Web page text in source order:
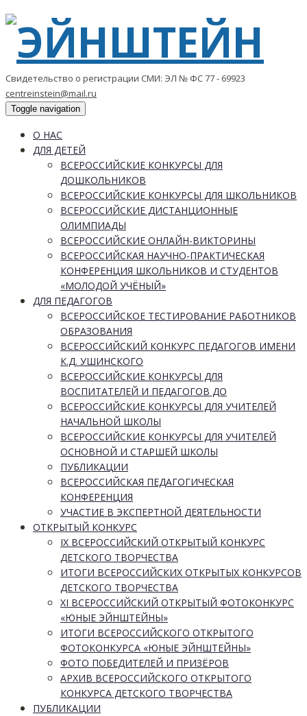
Свидетельство о регистрации СМИ: ЭЛ № ФС 77 - 69923
centreinstein@mail.ru
Toggle navigation
О НАС
ДЛЯ ДЕТЕЙ
ВСЕРОССИЙСКИЕ КОНКУРСЫ ДЛЯ
ДОШКОЛЬНИКОВ
ВСЕРОССИЙСКИЕ КОНКУРСЫ ДЛЯ ШКОЛЬНИКОВ
ВСЕРОССИЙСКИЕ ДИСТАНЦИОННЫЕ
ОЛИМПИАДЫ
ВСЕРОССИЙСКИЕ ОНЛАЙН-ВИКТОРИНЫ
ВСЕРОССИЙСКАЯ НАУЧНО-ПРАКТИЧЕСКАЯ
КОНФЕРЕНЦИЯ ШКОЛЬНИКОВ И СТУДЕНТОВ
«МОЛОДОЙ УЧЁНЫЙ»
ДЛЯ ПЕДАГОГОВ
ВСЕРОССИЙСКОЕ ТЕСТИРОВАНИЕ РАБОТНИКОВ
ОБРАЗОВАНИЯ
ВСЕРОССИЙСКИЙ КОНКУРС ПЕДАГОГОВ ИМЕНИ
К.Д. УШИНСКОГО
ВСЕРОССИЙСКИЕ КОНКУРСЫ ДЛЯ
ВОСПИТАТЕЛЕЙ И ПЕДАГОГОВ ДО
ВСЕРОССИЙСКИЕ КОНКУРСЫ ДЛЯ УЧИТЕЛЕЙ
НАЧАЛЬНОЙ ШКОЛЫ
ВСЕРОССИЙСКИЕ КОНКУРСЫ ДЛЯ УЧИТЕЛЕЙ
ОСНОВНОЙ И СТАРШЕЙ ШКОЛЫ
ПУБЛИКАЦИИ
ВСЕРОССИЙСКАЯ ПЕДАГОГИЧЕСКАЯ
КОНФЕРЕНЦИЯ
УЧАСТИЕ В ЭКСПЕРТНОЙ ДЕЯТЕЛЬНОСТИ
ОТКРЫТЫЙ КОНКУРС
IX ВСЕРОССИЙСКИЙ ОТКРЫТЫЙ КОНКУРС
ДЕТСКОГО ТВОРЧЕСТВА
ИТОГИ ВСЕРОССИЙСКИХ ОТКРЫТЫХ КОНКУРСОВ
ДЕТСКОГО ТВОРЧЕСТВА
XI ВСЕРОССИЙСКИЙ ОТКРЫТЫЙ ФОТОКОНКУРС
«ЮНЫЕ ЭЙНШТЕЙНЫ»
ИТОГИ ВСЕРОССИЙСКОГО ОТКРЫТОГО
ФОТОКОНКУРСА «ЮНЫЕ ЭЙНШТЕЙНЫ»
ФОТО ПОБЕДИТЕЛЕЙ И ПРИЗЁРОВ
АРХИВ ВСЕРОССИЙСКОГО ОТКРЫТОГО
КОНКУРСА ДЕТСКОГО ТВОРЧЕСТВА
ПУБЛИКАЦИИ